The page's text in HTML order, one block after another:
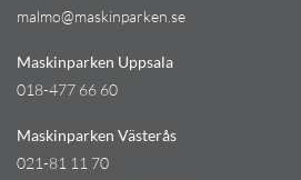
malmo@maskinparken.se
Maskinparken Uppsala
018-477 66 60
Maskinparken Västerås
021-81 11 70